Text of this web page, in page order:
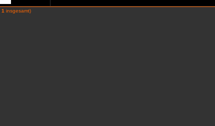
1 insgesamt)